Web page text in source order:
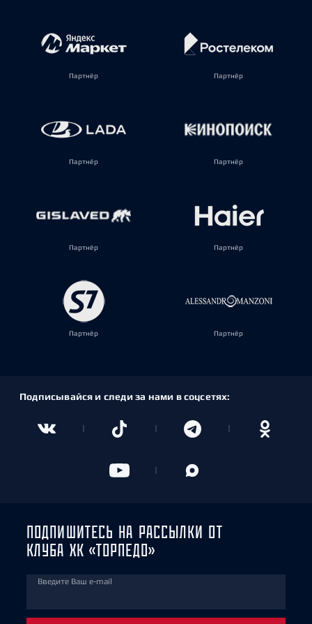
Партнёр Партнёр
Партнёр Партнёр
Партнёр Партнёр
Партнёр Партнёр
Подписывайся и следи за нами в соцсетях:
ПОДПИШИТЕСЬ НА РАССЫЛКИ ОТ
КЛУБА ХК «ТОРПЕДО»
Введите Ваш e-mail